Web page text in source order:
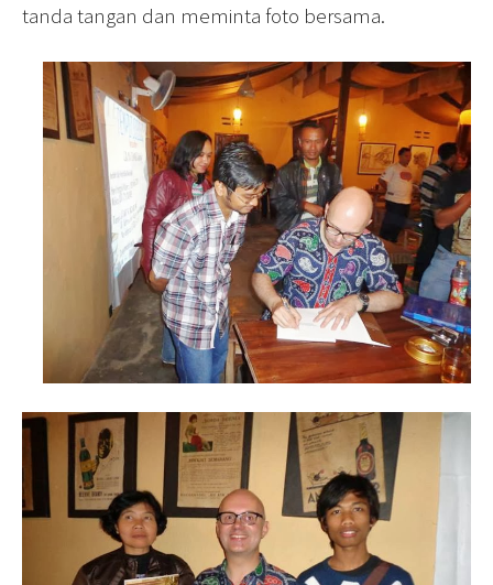
tanda tangan dan meminta foto bersama.